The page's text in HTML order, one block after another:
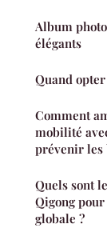
Album
élégants
Quand
Comment
mobilité
prévenir les
Quels sont
Qigong
globale ?